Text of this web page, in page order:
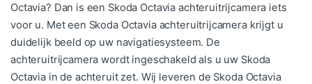
Octavia? Dan is een Skoda Octavia achteruitrijcamera iets
voor u. Met een Skoda Octavia achteruitrijcamera krijgt u
duidelijk beeld op uw navigatiesysteem. De
achteruitrijcamera wordt ingeschakeld als u uw Skoda
Octavia in de achteruit zet. Wij leveren de Skoda Octavia